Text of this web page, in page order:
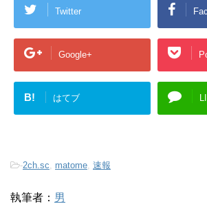
Twitter
Google+
B! はてブ
-2ch.sc matome 速報
執筆者： 男